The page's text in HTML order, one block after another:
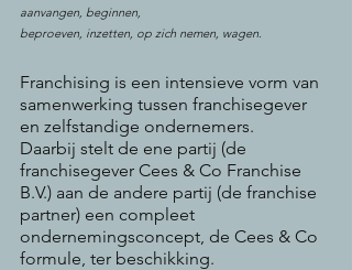
aanvangen, beginnen,
beproeven, inzetten, op zich nemen, wagen.
Franchising is een intensieve vorm van
samenwerking tussen franchisegever
en zelfstandige ondernemers.
Daarbij stelt de ene partij (de
franchisegever Cees & Co Franchise
B.V.) aan de andere partij (de franchise
partner) een compleet
ondernemingsconcept, de Cees & Co
formule, ter beschikking.